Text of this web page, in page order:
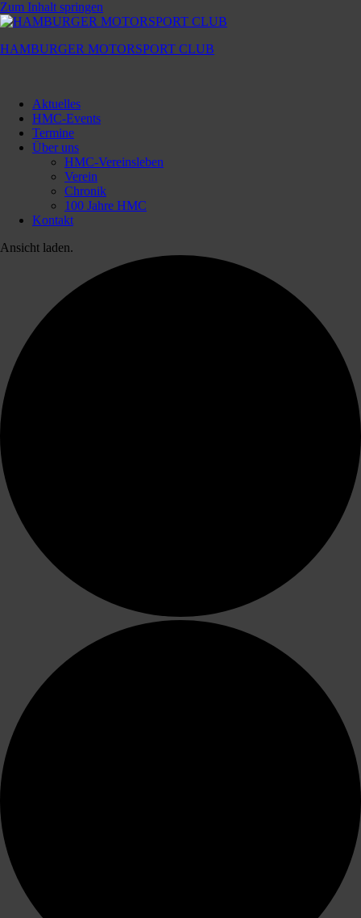
Zum Inhalt springen
HAMBURGER MOTORSPORT CLUB
Motorsport
Club
Aktuelles
HMC-Events
Termine
Über uns
HMC-Vereinsleben
Verein
Chronik
100 Jahre HMC
Kontakt
Ansicht laden.